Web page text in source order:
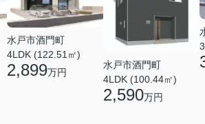
水戸市酒門町
4LDK (122.51㎡)
2,899万円
水戸市酒門町
4LDK (100.44㎡)
2,590万円